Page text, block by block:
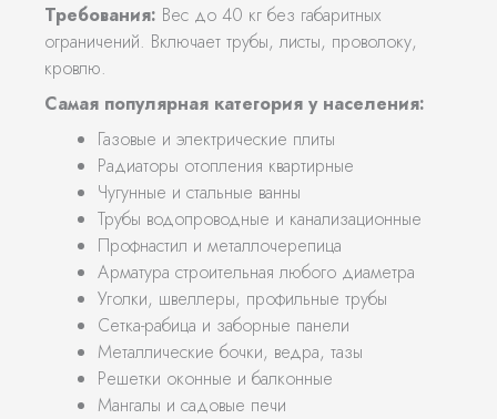
Требования: Вес до 40 кг без габаритных
ограничений. Включает трубы, листы, проволоку,
кровлю.
Самая популярная категория у населения:
Газовые и электрические плиты
Радиаторы отопления квартирные
Чугунные и стальные ванны
Трубы водопроводные и канализационные
Профнастил и металлочерепица
Арматура строительная любого диаметра
Уголки, швеллеры, профильные трубы
Сетка-рабица и заборные панели
Металлические бочки, ведра, тазы
Решетки оконные и балконные
Мангалы и садовые печи